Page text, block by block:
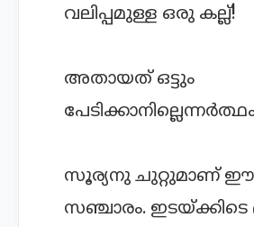
വലിപ്പമുള്ള ഒരു കല്ല്!
അതായത് ഒട്ടും
സൂര്യനു ചുറ്റുമാണ് ഈ
സഞ്ചാരം.